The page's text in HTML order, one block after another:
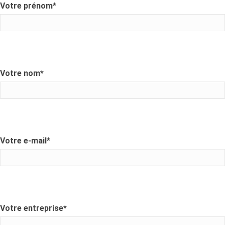
Votre prénom*
Votre nom*
Votre e-mail*
Votre entreprise*